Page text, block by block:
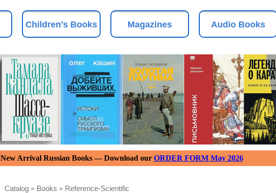
Children's Books Magazines Audio Books
New Arrival Russian Books — Download our ORDER FORM May 2026
Catalog » Books » Reference-Scientific